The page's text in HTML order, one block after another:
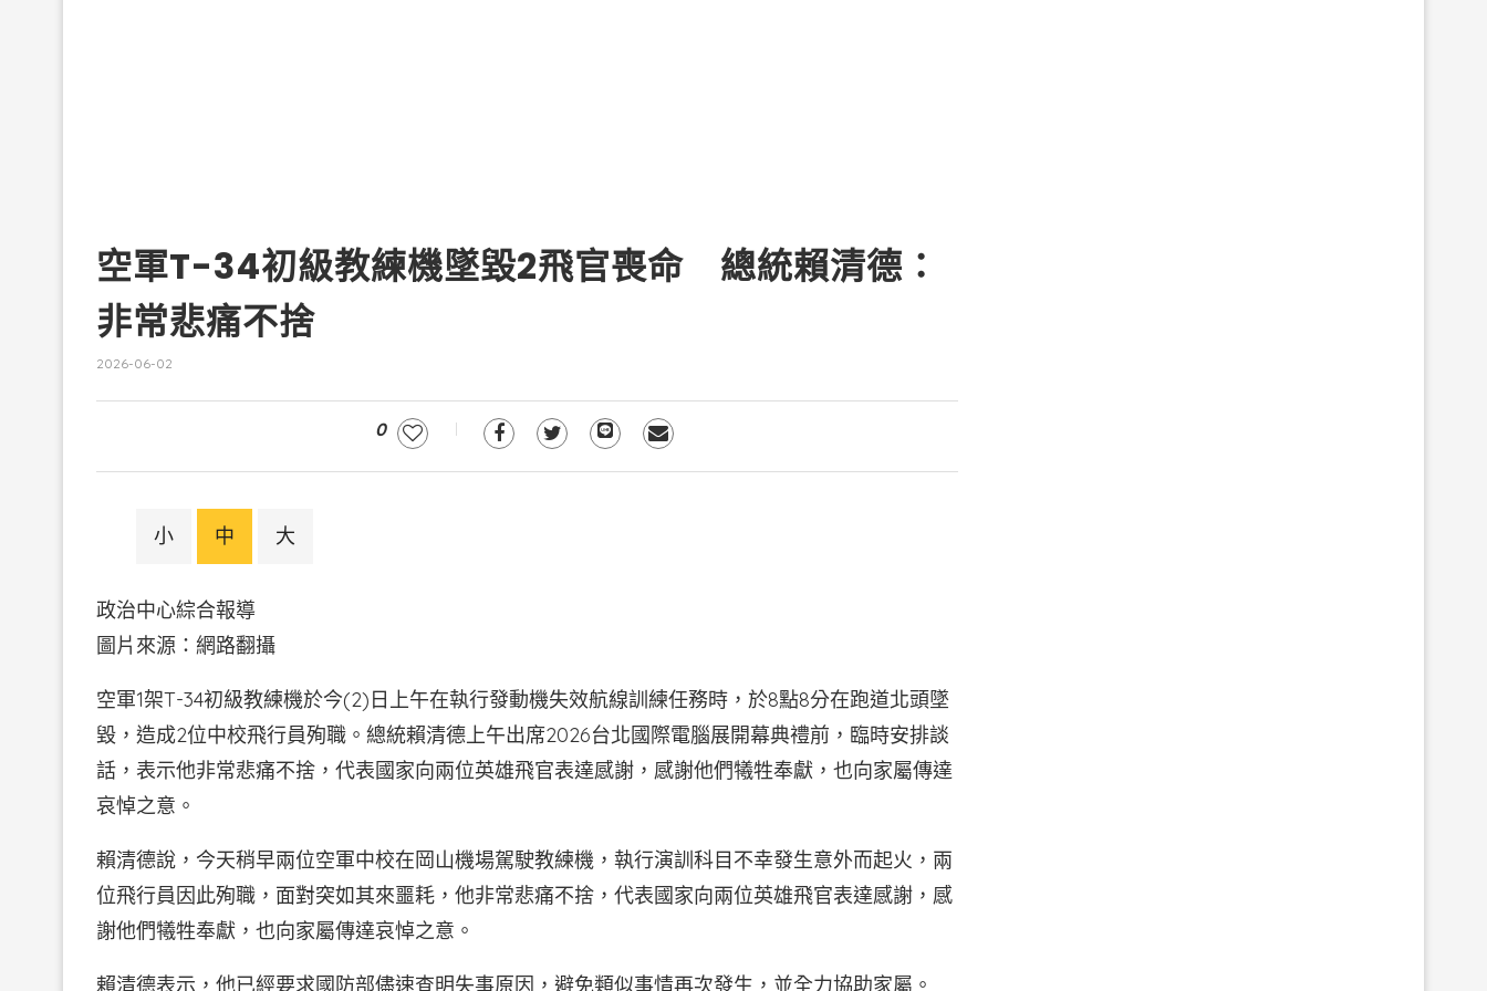
空軍T-34初級教練機墜毀2飛官喪命 總統賴清德：
非常悲痛不捨
2026-06-02
0
小 中 大
政治中心綜合報導
圖片來源：網路翻攝
空軍1架T-34初級教練機於今(2)日上午在執行發動機失效航線訓練任務時，於8點8分在跑道北頭墜
毀，造成2位中校飛行員殉職。總統賴清德上午出席2026台北國際電腦展開幕典禮前，臨時安排談
話，表示他非常悲痛不捨，代表國家向兩位英雄飛官表達感謝，感謝他們犧牲奉獻，也向家屬傳達
哀悼之意。
賴清德說，今天稍早兩位空軍中校在岡山機場駕駛教練機，執行演訓科目不幸發生意外而起火，兩
位飛行員因此殉職，面對突如其來噩耗，他非常悲痛不捨，代表國家向兩位英雄飛官表達感謝，感
謝他們犧牲奉獻，也向家屬傳達哀悼之意。
賴清德表示，他已經要求國防部儘速查明失事原因，避免類似事情再次發生，並全力協助家屬。